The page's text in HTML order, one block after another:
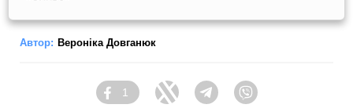
Автор: Вероніка Довганюк
Facebook
1
Twitter TelegramViber